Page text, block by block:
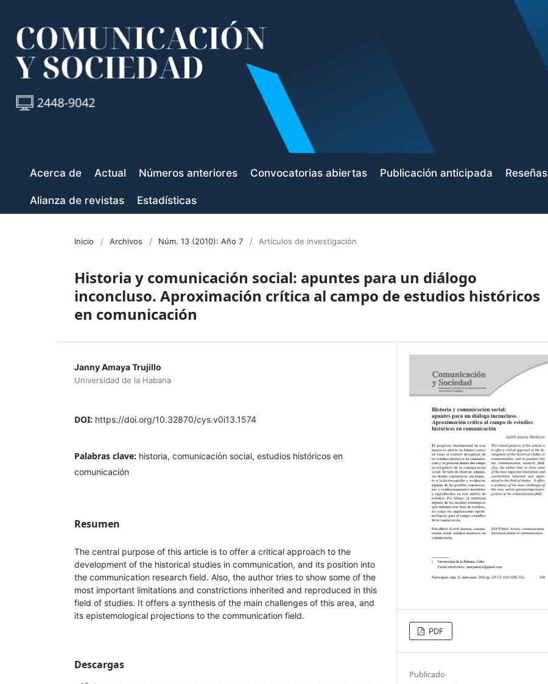
Acerca de Actual Números anteriores Convocatorias abiertas Publicación anticipada Reseñas
Alianza de revistas Estadísticas
Inicio / Archivos / Núm. 13 (2010): Año 7 / Artículos de investigación
Historia y comunicación social: apuntes para un diálogo
inconcluso. Aproximación crítica al campo de estudios históricos
en comunicación
Janny Amaya Trujillo
Universidad de la Habana
DOI: https://doi.org/10.32870/cys.v0i13.1574
Palabras clave: historia, comunicación social, estudios históricos en
comunicación
Resumen
The central purpose of this article is to offer a critical approach to the
development of the historical studies in communication, and its position into
the communication research field. Also, the author tries to show some of the
most important limitations and constrictions inherited and reproduced in this
field of studies. It offers a synthesis of the main challenges of this area, and
its epistemological projections to the communication field.
Descargas
PDF
Publicado